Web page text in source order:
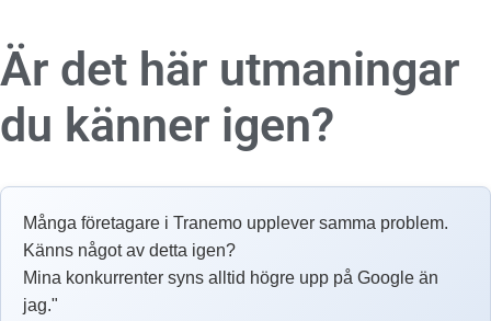
Är det här utmaningar
du känner igen?
Många företagare i Tranemo upplever samma problem.
Känns något av detta igen?
Mina konkurrenter syns alltid högre upp på Google än
jag."